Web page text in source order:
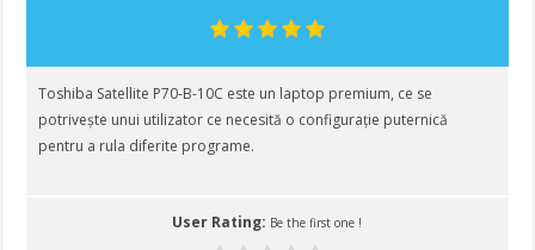
Toshiba Satellite P70-B-10C este un laptop premium, ce se
potrivește unui utilizator ce necesită o configurație puternică
pentru a rula diferite programe.
User Rating: Be the first one !